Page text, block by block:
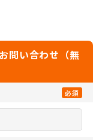
問い合わせ（無
必須